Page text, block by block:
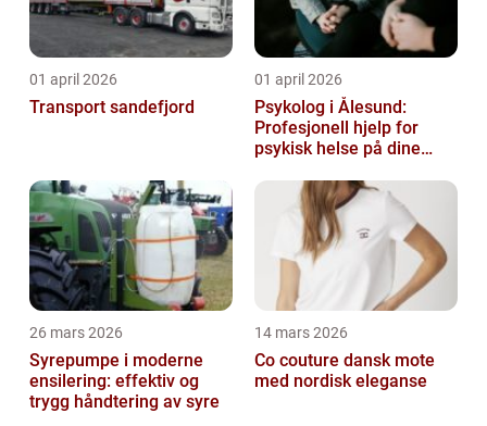
01 april 2026
Transport sandefjord
01 april 2026
Psykolog i Ålesund:
Profesjonell hjelp for
psykisk helse på dine
26 mars 2026
Syrepumpe i moderne
ensilering: effektiv og
trygg håndtering av syre
14 mars 2026
Co couture dansk mote
med nordisk eleganse